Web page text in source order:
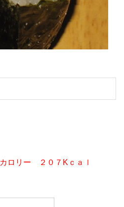
カロリー ２０７Kｃａｌ